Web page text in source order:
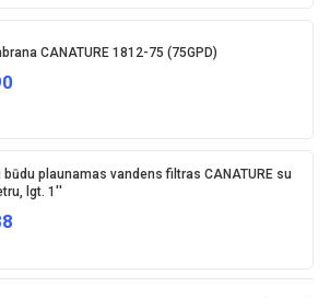
CANATURE 1812-75 (75GPD)
būdu plaunamas vandens filtras CANATURE su
lgt. 1''